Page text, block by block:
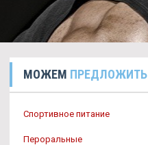
МОЖЕМ ПРЕДЛОЖИТЬ
Спортивное питание
Пероральные